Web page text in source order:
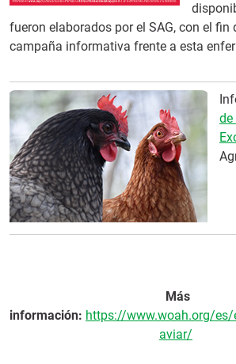
fueron elaborados por el SAG, con el fin
campaña informativa frente a esta
de
Más
información: https://www.woah.org/
aviar/